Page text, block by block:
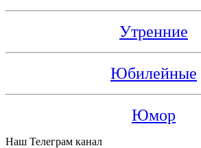
Утренние
Юбилейные
Юмор
Наш Телеграм канал